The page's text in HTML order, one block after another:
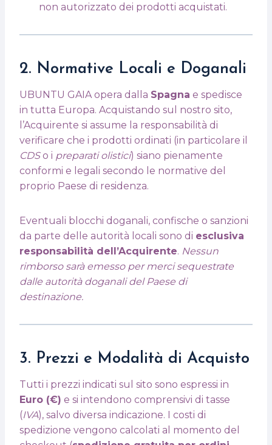
non autorizzato dei prodotti acquistati.
2. Normative Locali e Doganali
UBUNTU GAIA opera dalla Spagna e spedisce
in tutta Europa. Acquistando sul nostro sito,
l’Acquirente si assume la responsabilità di
verificare che i prodotti ordinati (in particolare il
CDSo i preparati olistici) siano pienamente
conformi e legali secondo le normative del
proprio Paese di residenza.
Eventuali blocchi doganali, confische o sanzioni
da parte delle autorità locali sono di esclusiva
responsabilità dell’Acquirente. Nessun
rimborso sarà emesso per merci sequestrate
dalle autorità doganali del Paese di
destinazione.
3. Prezzi e Modalità di Acquisto
Tutti i prezzi indicati sul sito sono espressi in
Euro (€) e si intendono comprensivi di tasse
(IVA), salvo diversa indicazione. I costi di
spedizione vengono calcolati al momento del